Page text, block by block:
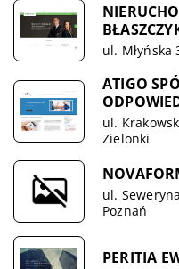
ul. Młyńska
ATIGO
ul.
Zielonki
ul.
Poznań
PERITIA